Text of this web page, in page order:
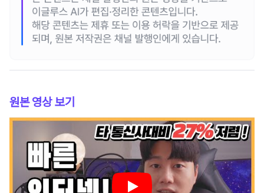
원본 영상 보기